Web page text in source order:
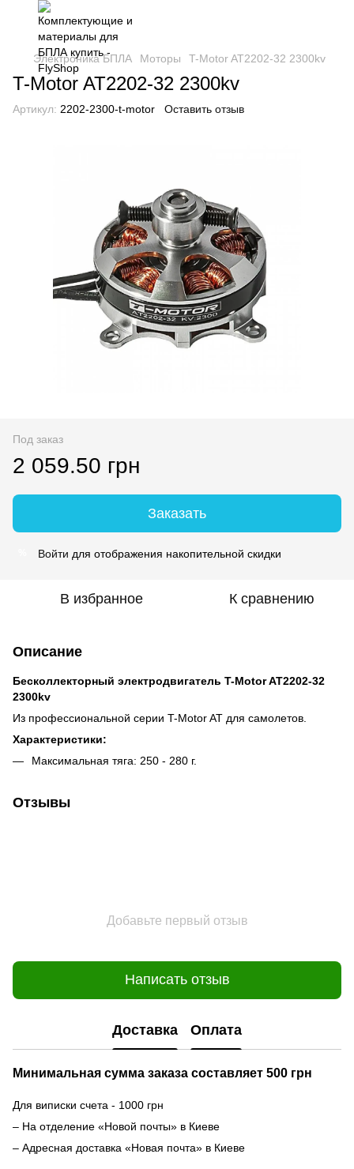
Электроника БПЛА Моторы T-Motor AT2202-32 2300kv
T-Motor AT2202-32 2300kv
Артикул: 2202-2300-t-motor Оставить отзыв
Под заказ
2 059.50 грн
Заказать
Войти для отображения накопительной скидки
В избранное К сравнению
Описание
Бесколлекторный электродвигатель T-Motor AT2202-32
2300kv
Из профессиональной серии T-Motor AT для самолетов.
Характеристики:
Максимальная тяга: 250 - 280 г.
Отзывы
Добавьте первый отзыв
Написать отзыв
Доставка Оплата
Минимальная сумма заказа составляет 500 грн
Для виписки счета - 1000 грн
– На отделение «Новой почты» в Киеве
– Адресная доставка «Новая почта» в Киеве